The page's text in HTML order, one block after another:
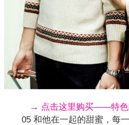
→ 点击这里购买——特色
05 和他在一起的甜蜜，每一